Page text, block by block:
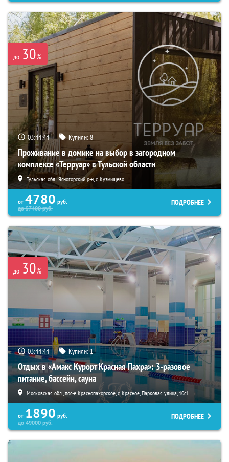
до 30%
03:44:43 Купили:8
Проживание в домике на выбор в загородном
комплексе «Терруар» в Тульской области
Тульская обл., Ясногорский р-н, с. Кузмищево
от 4780 руб.
до57400руб.
ПОДРОБНЕЕ
до 30%
03:44:43 Купили:1
Отдых в «Амакс Курорт ‎Красная Пахра»: 3-разовое
питание, бассейн, сауна
Московская обл., пос-е Краснопахорское, с. Красное, Парковая улица, 10с1
от 1890 руб.
до49000руб.
ПОДРОБНЕЕ